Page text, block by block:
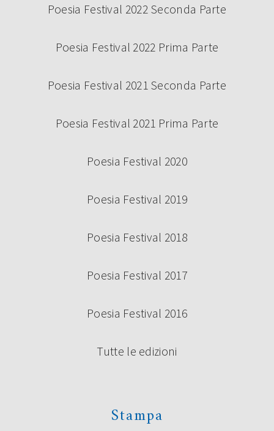
Poesia Festival 2022 Seconda Parte
Poesia Festival 2022 Prima Parte
Poesia Festival 2021 Seconda Parte
Poesia Festival 2021 Prima Parte
Poesia Festival 2020
Poesia Festival 2019
Poesia Festival 2018
Poesia Festival 2017
Poesia Festival 2016
Tutte le edizioni
Stampa